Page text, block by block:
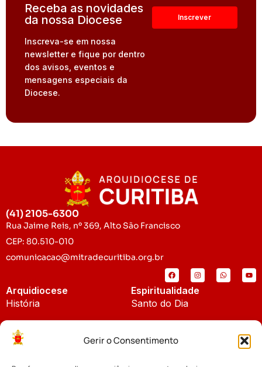
Gerir o Consentimento
Receba as novidades
da nossa Diocese
Inscreva-se em nossa
newsletter e fique por dentro
dos avisos, eventos e
mensagens especiais da
Diocese.
(41) 2105-6300
Rua Jaime Reis, nº 369, Alto São Francisco
CEP: 80.510-010
comunicacao@mitradecuritiba.org.br
Arquidiocese
História
Padroeira
Espiritualidade
Santo do Dia